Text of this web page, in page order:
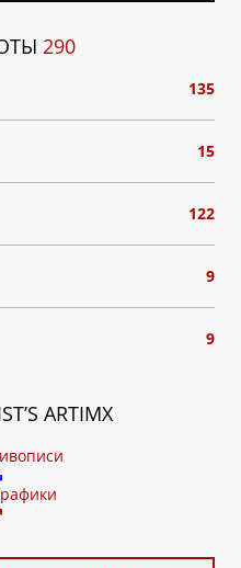
290
135
15
122
9
9
ARTIMX